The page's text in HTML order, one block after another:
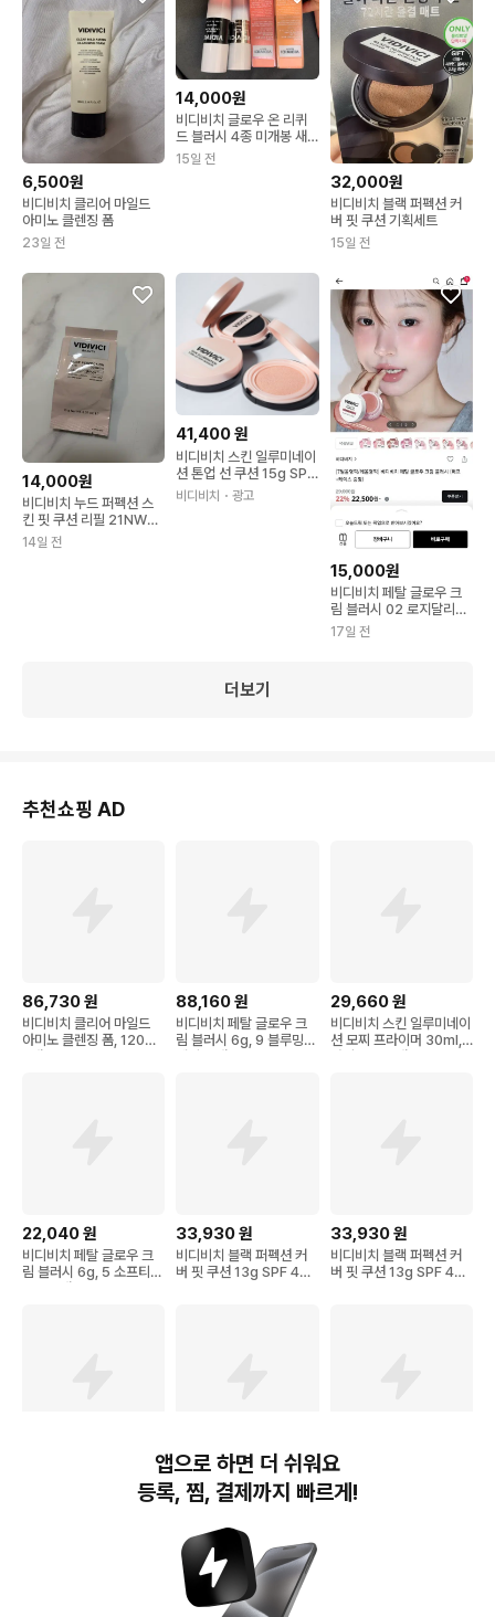
6,500원
비디비치 클리어 마일드
아미노 클렌징 폼
23일 전
14,000원
비디비치 글로우 온 리퀴
드 블러시 4종 미개봉 새
제품
15일 전
32,000원
비디비치 블랙 퍼펙션 커
버 핏 쿠션 기획세트
15일 전
14,000원
비디비치 누드 퍼펙션 스
킨 핏 쿠션 리필 21NW내
추럴
14일 전
41,400원
비디비치 스킨 일루미네이
션 톤업 선 쿠션 15g SPF
30 PA +++ / 생기 톤업
선쿠션
비디비치 ・광고
15,000원
비디비치 페탈 글로우 크
림 블러시 02 로지달리아
블러셔
17일 전
더보기
추천쇼핑 AD
86,730원
비디비치 클리어 마일드
아미노 클렌징 폼, 120ml,
88,160원
비디비치 페탈 글로우 크
림 블러시 6g, 9 블루밍
29,660원
비디비치 스킨 일루미네이
션 모찌 프라이머 30ml,
22,040원
비디비치 페탈 글로우 크
림 블러시 6g, 5 소프티
33,930원
비디비치 블랙 퍼펙션 커
버 핏 쿠션 13g SPF 40
33,930원
비디비치 블랙 퍼펙션 커
버 핏 쿠션 13g SPF 40
비디비치 블랙 퍼펙션 커
버 핏 쿠션 13g SPF 40
22,040원
비디비치 페탈 글로우 크
림 블러시 6g
28,880
비디비치 클리어 마일드
아미노 클렌징 폼
번개장터(주) 사업자정보, 이용약관 및 기타 법적고지
번개장터㈜는 통신판매중개자이며, 통신판매의 당사자가 아닙니다. 전자상거래 등에서의
앱으로 하면 더 쉬워요
등록, 찜, 결제까지 빠르게!